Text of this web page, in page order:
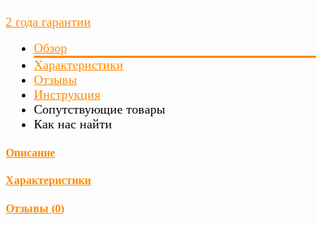
2 года гарантии
Обзор
Характеристики
Отзывы
Инструкция
Сопутствующие товары
Как нас найти
Описание
Характеристики
Отзывы (0)